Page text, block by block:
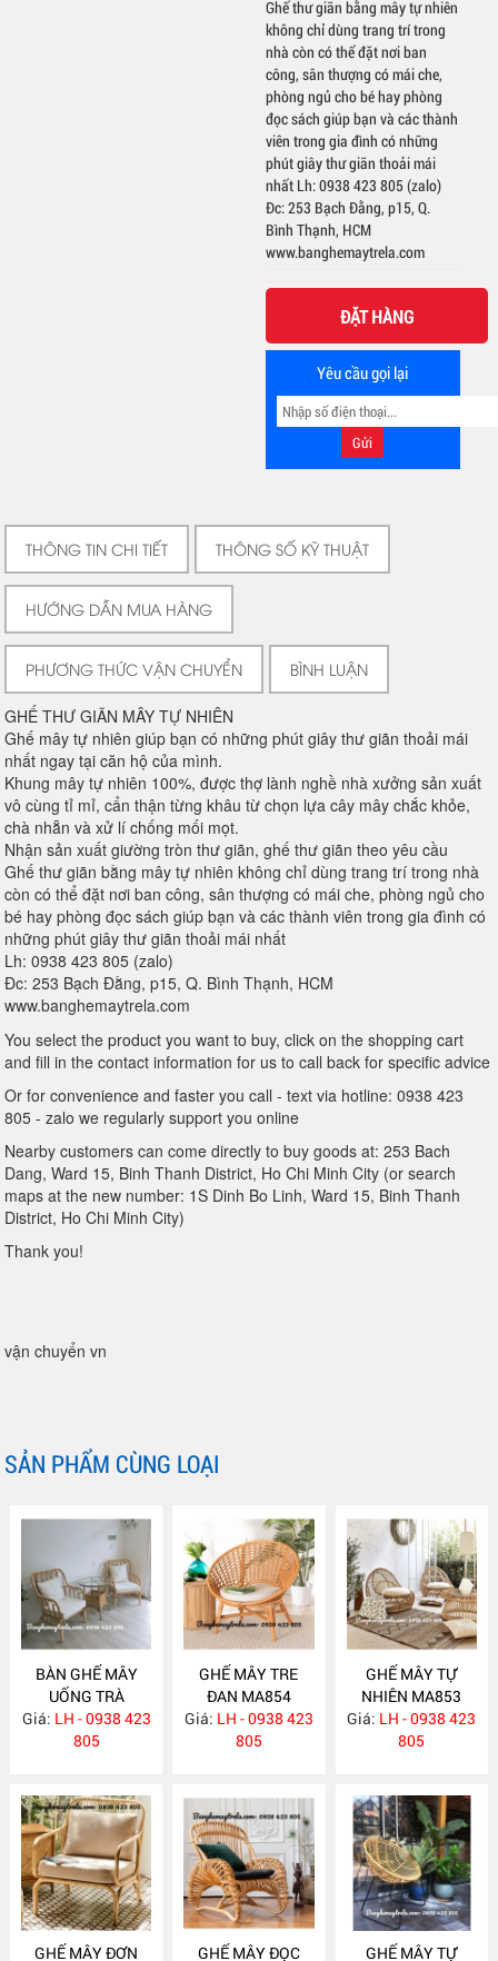
Ghế thư giãn bằng mây tự nhiên
không chỉ dùng trang trí trong
nhà còn có thể đặt nơi ban
công, sân thượng có mái che,
phòng ngủ cho bé hay phòng
đọc sách giúp bạn và các thành
viên trong gia đình có những
phút giây thư giãn thoải mái
nhất Lh: 0938 423 805 (zalo)
Đc: 253 Bạch Đằng, p15, Q.
Bình Thạnh, HCM
www.banghemaytrela.com
ĐẶT HÀNG
Yêu cầu gọi lại
THÔNG TIN CHI TIẾT THÔNG SỐ KỸ THUẬT
HƯỚNG DẪN MUA HÀNG
PHƯƠNG THỨC VẬN CHUYỂN BÌNH LUẬN
GHẾ THƯ GIÃN MÂY TỰ NHIÊN
Ghế mây tự nhiên giúp bạn có những phút giây thư giãn thoải mái
nhất ngay tại căn hộ của mình.
Khung mây tự nhiên 100%, được thợ lành nghề nhà xưởng sản xuất
vô cùng tỉ mỉ, cẩn thận từng khâu từ chọn lựa cây mây chắc khỏe,
chà nhẵn và xử lí chống mối mọt.
Nhận sản xuất giường tròn thư giãn, ghế thư giãn theo yêu cầu
Ghế thư giãn bằng mây tự nhiên không chỉ dùng trang trí trong nhà
còn có thể đặt nơi ban công, sân thượng có mái che, phòng ngủ cho
bé hay phòng đọc sách giúp bạn và các thành viên trong gia đình có
những phút giây thư giãn thoải mái nhất
Lh: 0938 423 805 (zalo)
Đc: 253 Bạch Đằng, p15, Q. Bình Thạnh, HCM
www.banghemaytrela.com
You select the product you want to buy, click on the shopping cart
and fill in the contact information for us to call back for specific advice
Or for convenience and faster you call - text via hotline: 0938 423
805 - zalo we regularly support you online
Nearby customers can come directly to buy goods at: 253 Bach
Dang, Ward 15, Binh Thanh District, Ho Chi Minh City (or search
maps at the new number: 1S Dinh Bo Linh, Ward 15, Binh Thanh
District, Ho Chi Minh City)
Thank you!
vận chuyển vn
SẢN PHẨM CÙNG LOẠI
BÀN GHẾ MÂY
UỐNG TRÀ
PHÒNG NGỦ
MA855
Giá: LH - 0938 423
805
GHẾ MÂY TRE
ĐAN MA854
Giá: LH - 0938 423
805
GHẾ MÂY TỰ
NHIÊN MA853
Giá: LH - 0938 423
805
GHẾ MÂY ĐƠN GHẾ MÂY ĐỌC GHẾ MÂY TỰ